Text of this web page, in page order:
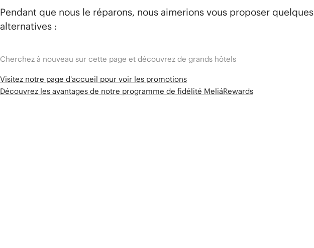
Pendant que nous le réparons, nous aimerions vous proposer quelques
alternatives :
Cherchez à nouveau sur cette page et découvrez de grands hôtels
Visitez notre page d'accueil pour voir les promotions
Découvrez les avantages de notre programme de fidélité MeliáRewards